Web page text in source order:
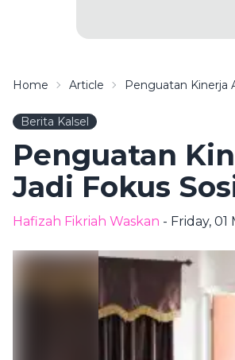
Home Article Penguatan Kinerja
Berita Kalsel
Penguatan
Jadi Fokus
Hafizah Fikriah Waskan - Friday, 01